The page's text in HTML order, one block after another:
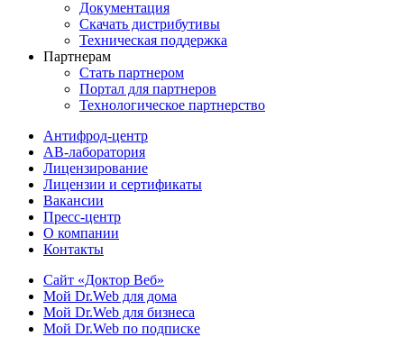
Документация
Скачать дистрибутивы
Техническая поддержка
Партнерам
Стать партнером
Портал для партнеров
Технологическое партнерство
Антифрод-центр
АВ-лаборатория
Лицензирование
Лицензии и сертификаты
Вакансии
Пресс-центр
О компании
Контакты
Сайт «Доктор Веб»
Мой Dr.Web для дома
Мой Dr.Web для бизнеса
Мой Dr.Web по подписке